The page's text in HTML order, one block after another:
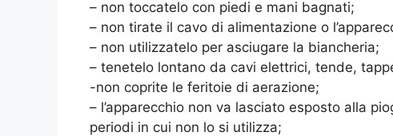
– non toccatelo con piedi e mani bagnati;
– non tirate il cavo di alimentazione o
– non utilizzatelo per asciugare la biancheria;
– tenetelo lontano da cavi elettrici, tende,
-non coprite le feritoie di aerazione;
– l’apparecchio non va lasciato esposto alla
periodi in cui non lo si utilizza;